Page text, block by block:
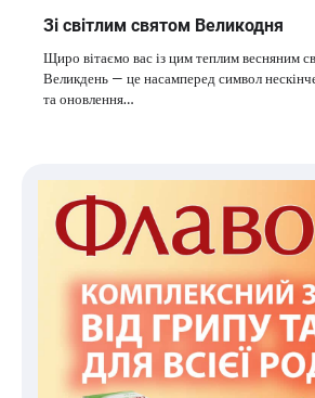
Зі світлим святом Великодня
Щиро вітаємо вас із цим теплим весняним
Великдень — це насамперед символ
та оновлення…